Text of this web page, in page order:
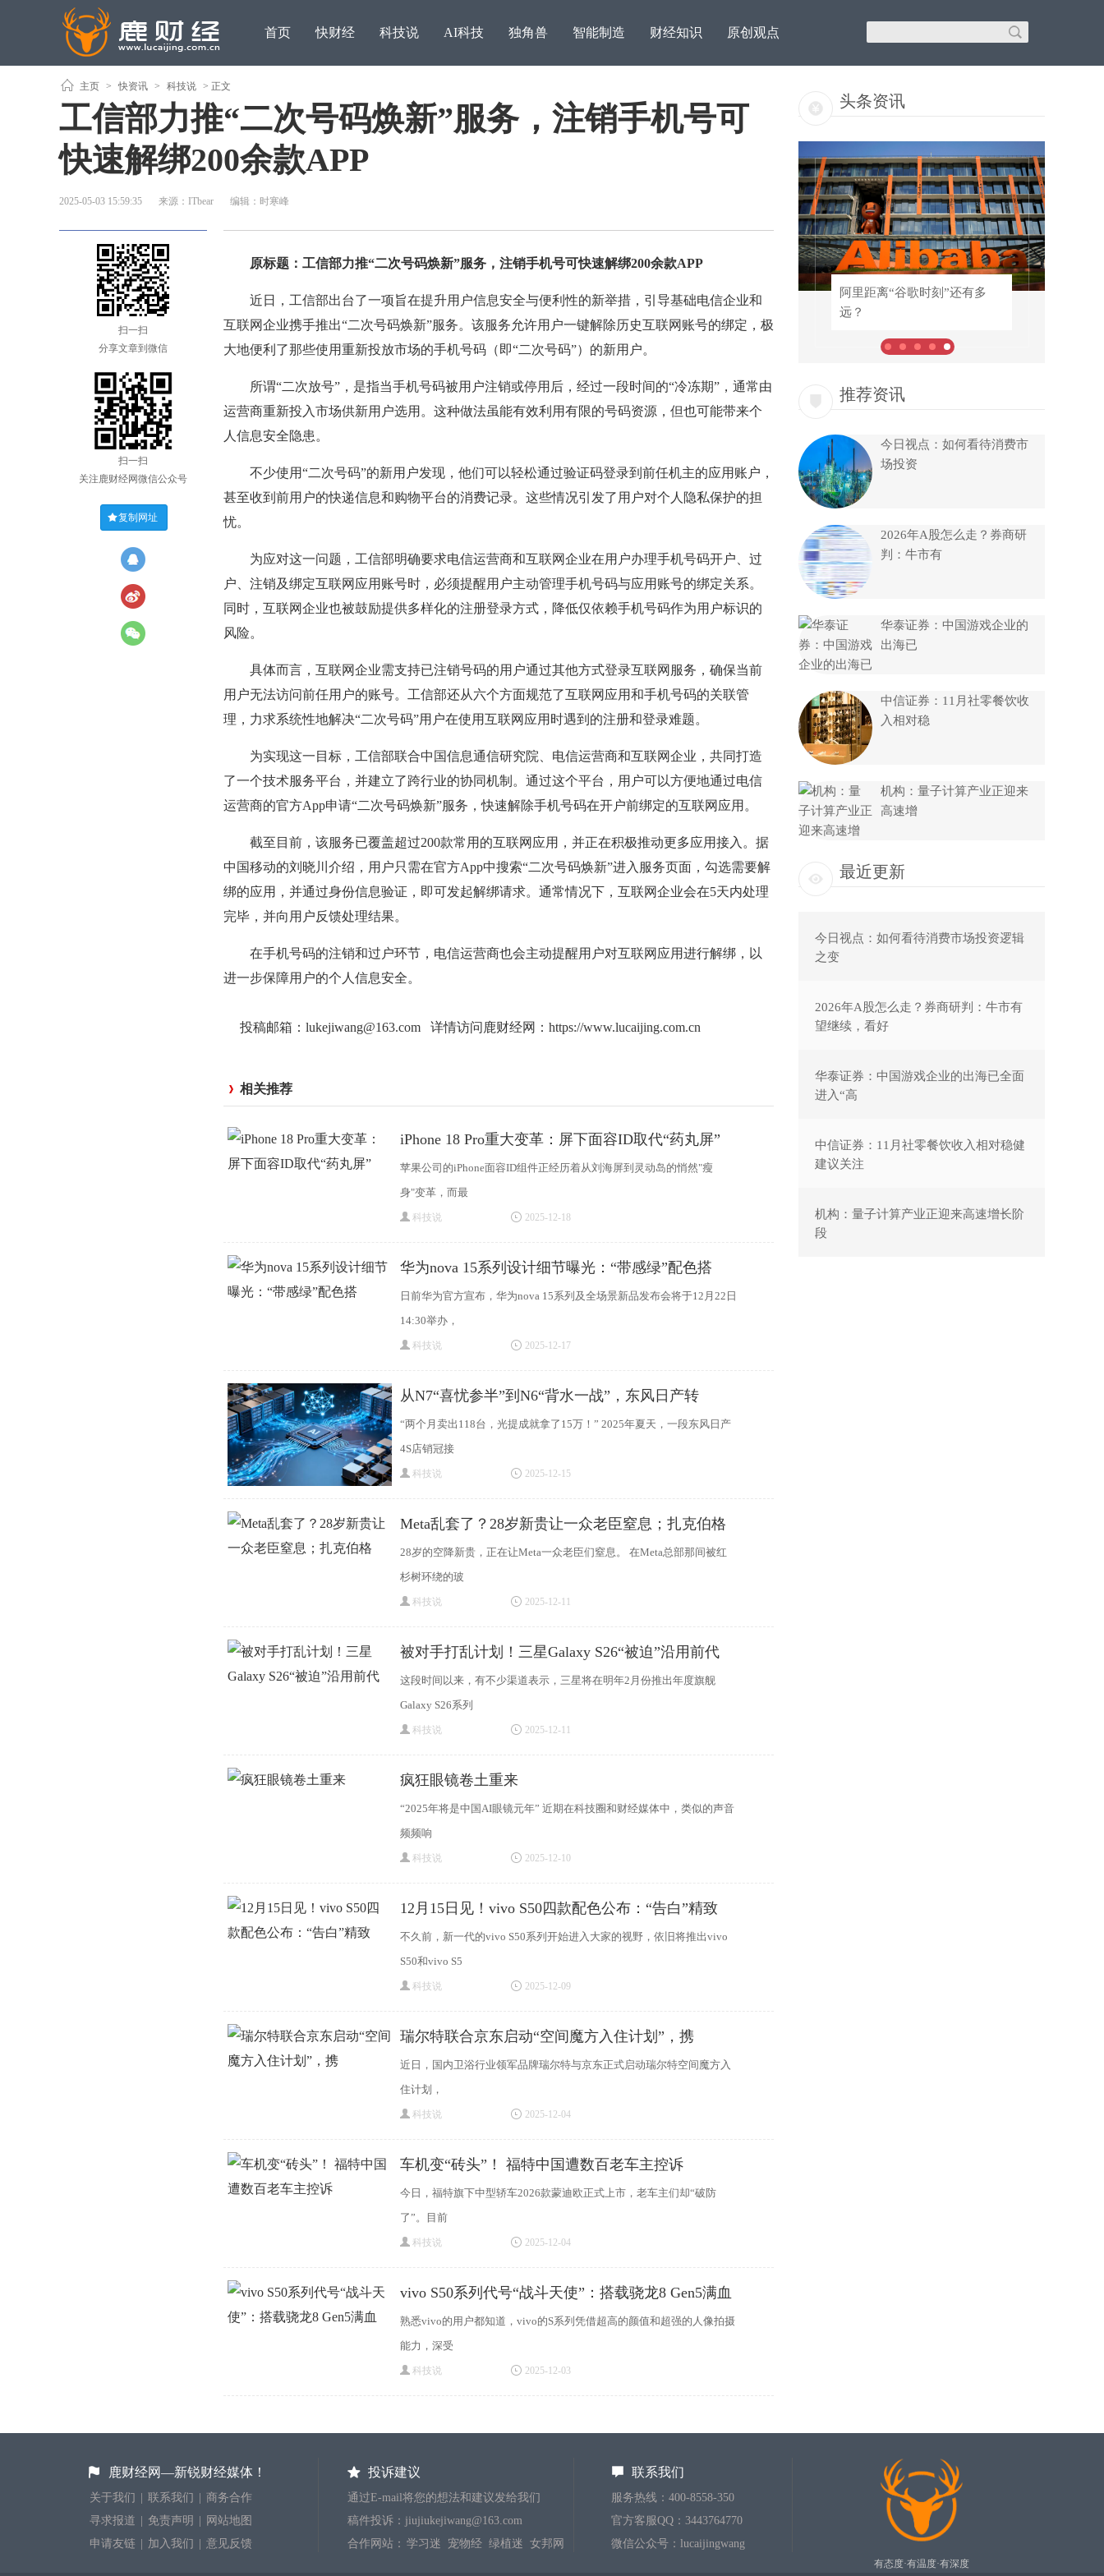
首页 快财经 科技说 AI科技 独角兽 智能制造 财经知识 原创观点
主页 > 快资讯 > 科技说 > 正文
工信部力推“二次号码焕新”服务，注销手机号可
快速解绑200余款APP
2025-05-03 15:59:35 来源：ITbear 编辑：时寒峰
扫一扫
分享文章到微信
扫一扫
关注鹿财经网微信公众号
复制网址
原标题：工信部力推“二次号码焕新”服务，注销手机号可快速解绑200余款APP
近日，工信部出台了一项旨在提升用户信息安全与便利性的新举措，引导基础电信企业和
互联网企业携手推出“二次号码焕新”服务。该服务允许用户一键解除历史互联网账号的绑定，极
大地便利了那些使用重新投放市场的手机号码（即“二次号码”）的新用户。
所谓“二次放号”，是指当手机号码被用户注销或停用后，经过一段时间的“冷冻期”，通常由
运营商重新投入市场供新用户选用。这种做法虽能有效利用有限的号码资源，但也可能带来个
人信息安全隐患。
不少使用“二次号码”的新用户发现，他们可以轻松通过验证码登录到前任机主的应用账户，
甚至收到前用户的快递信息和购物平台的消费记录。这些情况引发了用户对个人隐私保护的担
忧。
为应对这一问题，工信部明确要求电信运营商和互联网企业在用户办理手机号码开户、过
户、注销及绑定互联网应用账号时，必须提醒用户主动管理手机号码与应用账号的绑定关系。
同时，互联网企业也被鼓励提供多样化的注册登录方式，降低仅依赖手机号码作为用户标识的
风险。
具体而言，互联网企业需支持已注销号码的用户通过其他方式登录互联网服务，确保当前
用户无法访问前任用户的账号。工信部还从六个方面规范了互联网应用和手机号码的关联管
理，力求系统性地解决“二次号码”用户在使用互联网应用时遇到的注册和登录难题。
为实现这一目标，工信部联合中国信息通信研究院、电信运营商和互联网企业，共同打造
了一个技术服务平台，并建立了跨行业的协同机制。通过这个平台，用户可以方便地通过电信
运营商的官方App申请“二次号码焕新”服务，快速解除手机号码在开户前绑定的互联网应用。
截至目前，该服务已覆盖超过200款常用的互联网应用，并正在积极推动更多应用接入。据
中国移动的刘晓川介绍，用户只需在官方App中搜索“二次号码焕新”进入服务页面，勾选需要解
绑的应用，并通过身份信息验证，即可发起解绑请求。通常情况下，互联网企业会在5天内处理
完毕，并向用户反馈处理结果。
在手机号码的注销和过户环节，电信运营商也会主动提醒用户对互联网应用进行解绑，以
进一步保障用户的个人信息安全。
投稿邮箱：lukejiwang@163.com 详情访问鹿财经网： https://www.lucaijing.com.cn
相关推荐
iPhone 18 Pro重大变革：屏下面容ID取代“药丸屏”
苹果公司的iPhone面容ID组件正经历着从刘海屏到灵动岛的悄然"瘦
身"变革，而最
科技说 2025-12-18
华为nova 15系列设计细节曝光：“带感绿”配色搭
日前华为官方宣布，华为nova 15系列及全场景新品发布会将于12月22日
14:30举办，
科技说 2025-12-17
从N7“喜忧参半”到N6“背水一战”，东风日产转
“两个月卖出118台，光提成就拿了15万！” 2025年夏天，一段东风日产
4S店销冠接
科技说 2025-12-15
Meta乱套了？28岁新贵让一众老臣窒息；扎克伯格
28岁的空降新贵，正在让Meta一众老臣们窒息。 在Meta总部那间被红
杉树环绕的玻
科技说 2025-12-11
被对手打乱计划！三星Galaxy S26“被迫”沿用前代
这段时间以来，有不少渠道表示，三星将在明年2月份推出年度旗舰
Galaxy S26系列
科技说 2025-12-11
疯狂眼镜卷土重来
“2025年将是中国AI眼镜元年” 近期在科技圈和财经媒体中，类似的声音
频频响
科技说 2025-12-10
12月15日见！vivo S50四款配色公布：“告白”精致
不久前，新一代的vivo S50系列开始进入大家的视野，依旧将推出vivo
S50和vivo S5
科技说 2025-12-09
瑞尔特联合京东启动“空间魔方入住计划”，携
近日，国内卫浴行业领军品牌瑞尔特与京东正式启动瑞尔特空间魔方入
住计划，
科技说 2025-12-04
车机变“砖头”！ 福特中国遭数百老车主控诉
今日，福特旗下中型轿车2026款蒙迪欧正式上市，老车主们却“破防
了”。目前
科技说 2025-12-04
vivo S50系列代号“战斗天使”：搭载骁龙8 Gen5满血
熟悉vivo的用户都知道，vivo的S系列凭借超高的颜值和超强的人像拍摄
能力，深受
科技说 2025-12-03
头条资讯
追梦之路，稳比快更重要！专
阿里距离“谷歌时刻”还有多
远？
阿里距离“谷歌时刻”还有多
远？
推荐资讯
今日视点：如何看待消费市
场投资
2026年A股怎么走？券商研
判：牛市有
华泰证券：中国游戏企业的
出海已
中信证券：11月社零餐饮收
入相对稳
机构：量子计算产业正迎来
高速增
最近更新
今日视点：如何看待消费市场投资逻辑
之变
2026年A股怎么走？券商研判：牛市有
望继续，看好
华泰证券：中国游戏企业的出海已全面
进入“高
中信证券：11月社零餐饮收入相对稳健
建议关注
机构：量子计算产业正迎来高速增长阶
段
鹿财经网—新锐财经媒体！
关于我们 联系我们
商务合作
寻求报道
免责声明
网站地图
申请友链
加入我们 意见反馈
投诉建议
通过E-mail将您的想法和建议发给我们
稿件投诉：jiujiukejiwang@163.com
合作网站： 学习迷 宠物经 绿植迷 女邦网
联系我们
服务热线：400-8558-350
官方客服QQ：3443764770
微信公众号：lucaijingwang
有态度·有温度·有深度